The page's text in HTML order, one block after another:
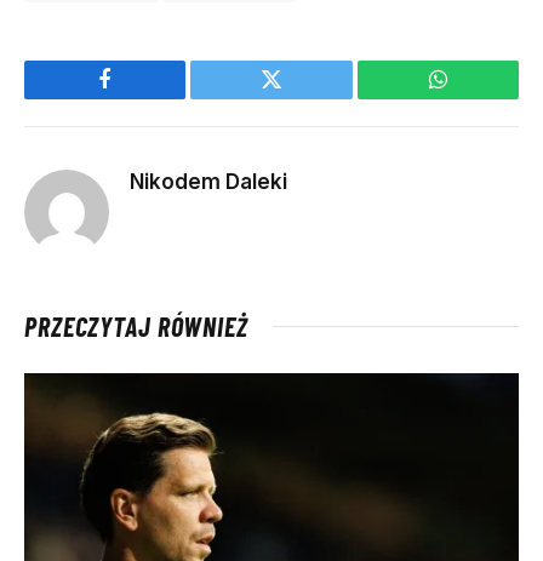
Facebook Twitter WhatsApp
Nikodem Daleki
PRZECZYTAJ RÓWNIEŻ